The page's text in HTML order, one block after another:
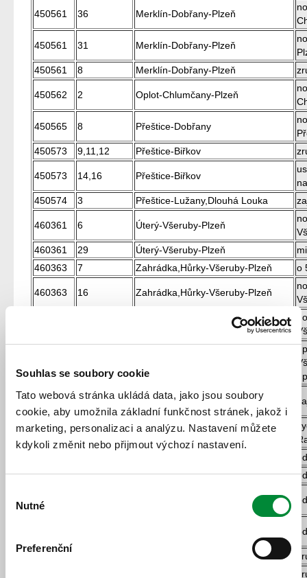
Souhlas se soubory cookie
Tato webová stránka ukládá data, jako jsou soubory
cookie, aby umožnila základní funkčnost stránek, jakož i
marketing, personalizaci a analýzu. Nastavení můžete
kdykoli změnit nebo přijmout výchozí nastavení.
souhlasu
Nutné
Preferenční
450561 36 Merklín-Dobřany-Plzeň
450561 31 Merklín-Dobřany-Plzeň
450561
8 Merklín-Dobřany-Plzeň
450562 2 Oplot-Chlumčany-Plzeň
450565 8 Přeštice-Dobřany
450573
9,11,12 Přeštice-Biřkov
450573 14,16 Přeštice-Biřkov
450574
3 Přeštice-Lužany,Dlouhá Louka
460361 6 Úterý-Všeruby-Plzeň
460361
29 Úterý-Všeruby-Plzeň
460363
7 Zahrádka,Hůrky-Všeruby-Plzeň o
460363 16 Zahrádka,Hůrky-Všeruby-Plzeň
Zahrádka,Hůrky-Všeruby-Plzeň
470222 1
Cheznovice-Strašice-Rokycany-
Plzeň
470223 22 Zvíkovec-Radnice-Rokycany
470224
14 Zbiroh-Holoubkov-Rokycany-Plzeň
470239 Holoubkov-Hůrky-Hrádek,Nová Huť
490735 Stříbro-Planá-Chodová Planá